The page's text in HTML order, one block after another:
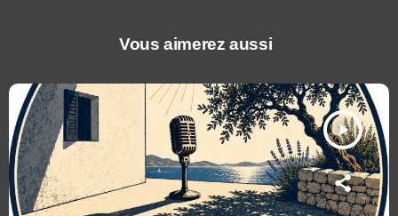
Vous aimerez aussi
play_arrow